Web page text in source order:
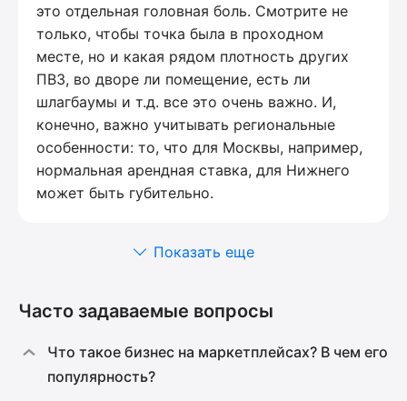
это отдельная головная боль. Смотрите не
только, чтобы точка была в проходном
месте, но и какая рядом плотность других
ПВЗ, во дворе ли помещение, есть ли
шлагбаумы и т.д. все это очень важно. И,
конечно, важно учитывать региональные
особенности: то, что для Москвы, например,
нормальная арендная ставка, для Нижнего
может быть губительно.
Показать еще
Часто задаваемые вопросы
Что такое бизнес на маркетплейсах? В чем его
популярность?